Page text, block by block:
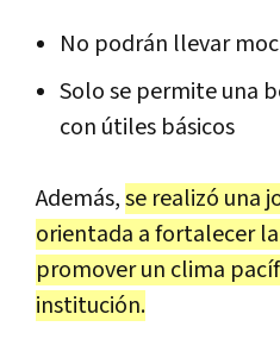
No podrán llevar
Solo se permite una
con útiles básicos
Además,se realizó una
orientada a fortalecer
promover un clima
institución.